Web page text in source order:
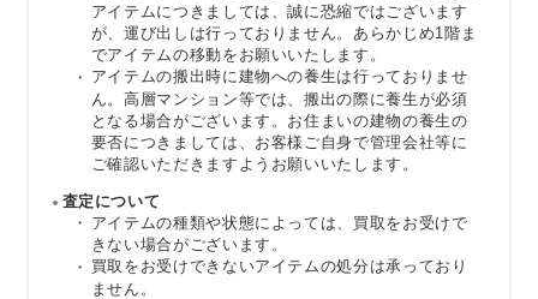
アイテムにつきましては、誠に恐縮ではございます
が、運び出しは行っておりません。あらかじめ1階ま
でアイテムの移動をお願いいたします。
アイテムの搬出時に建物への養生は行っておりませ
ん。高層マンション等では、搬出の際に養生が必須
となる場合がございます。お住まいの建物の養生の
要否につきましては、お客様ご自身で管理会社等に
ご確認いただきますようお願いいたします。
査定について
アイテムの種類や状態によっては、買取をお受けで
きない場合がございます。
買取をお受けできないアイテムの処分は承っており
ません。